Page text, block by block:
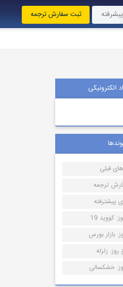
ثبت سفارش ترجمه
الکترونیکی
قبلی
ترجمه
پیشترفته
کووید 19
بازار بورس
زلزله
خشکسالی